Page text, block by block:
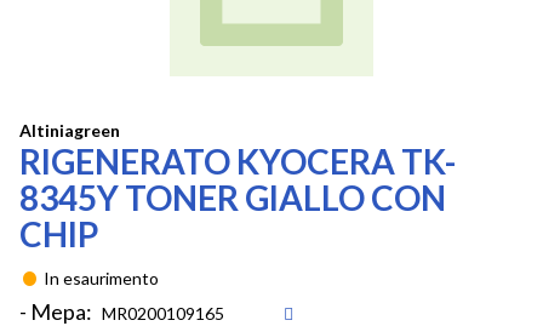
Vai
all'inizio
della
galleria
di
immagini
Altiniagreen
RIGENERATO KYOCERA TK-
8345Y TONER GIALLO CON
CHIP
In esaurimento
- Mepa: